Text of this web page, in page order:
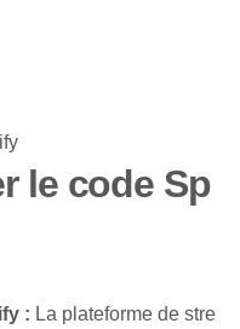
le code Sp
: La plateforme de stre